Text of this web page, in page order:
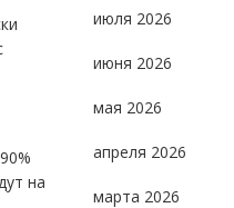
на
июля 2026
июня 2026
мая 2026
апреля 2026
марта 2026